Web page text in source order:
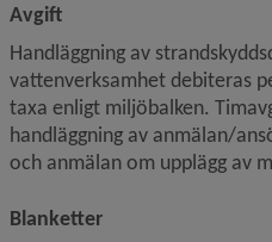
Avgift
Handläggning av
vattenverksamhet debiteras
taxa enligt miljöbalken.
handläggning av anmälan/
och anmälan om upplägg av
Blanketter